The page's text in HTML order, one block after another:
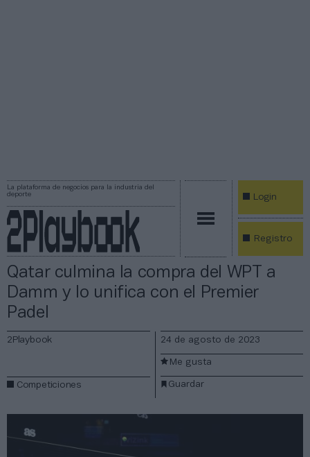
La plataforma de negocios para la industria del
deporte
Login
Registro
Qatar culmina la compra del WPT a
Damm y lo unifica con el Premier
Padel
2Playbook
Competiciones
24 de agosto de 2023
Guardar
Me gusta